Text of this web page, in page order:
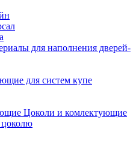
для наполнения дверей-
для систем купе
Цоколи и комлектующие